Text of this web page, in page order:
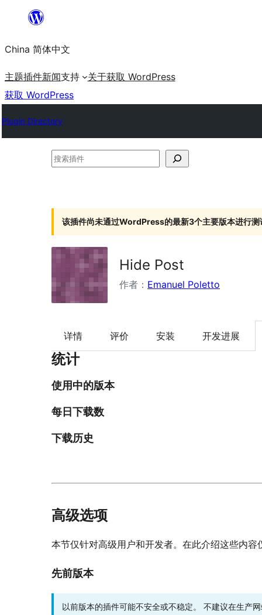
内
容
China 简体中文
主题插件新闻支持 关于获取 WordPress
获取 WordPress
Plugin Directory
搜
件
该插件尚未通过WordPress的最新3个主要版本进行测
Hide Post
作者： Emanuel Poletto
详情 评价 安装 开发进展
统计
使用中的版本
每日下载数
下载历史
高级选项
本节仅针对高级用户和开发者。在此介绍这些内容
先前版本
以前版本的插件可能不安全或不稳定。 不建议在生产